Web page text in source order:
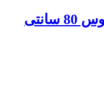
پدماوس گیمینگ ASUS ایسوس 80 سانتی